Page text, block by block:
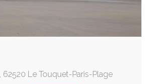
62520 Le Touquet-Paris-Plage